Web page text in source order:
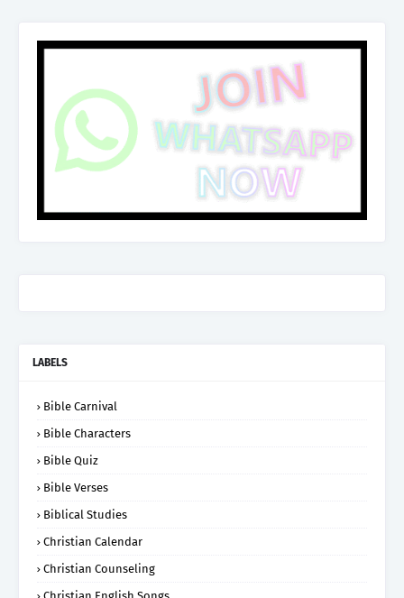
LABELS
Bible Carnival
Bible Characters
Bible Quiz
Bible Verses
Biblical Studies
Christian Calendar
Christian Counseling